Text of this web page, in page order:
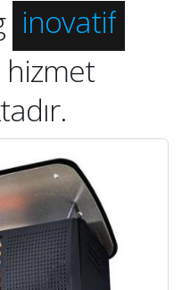
inovatif
kaliteli
ekonomik
inovatif